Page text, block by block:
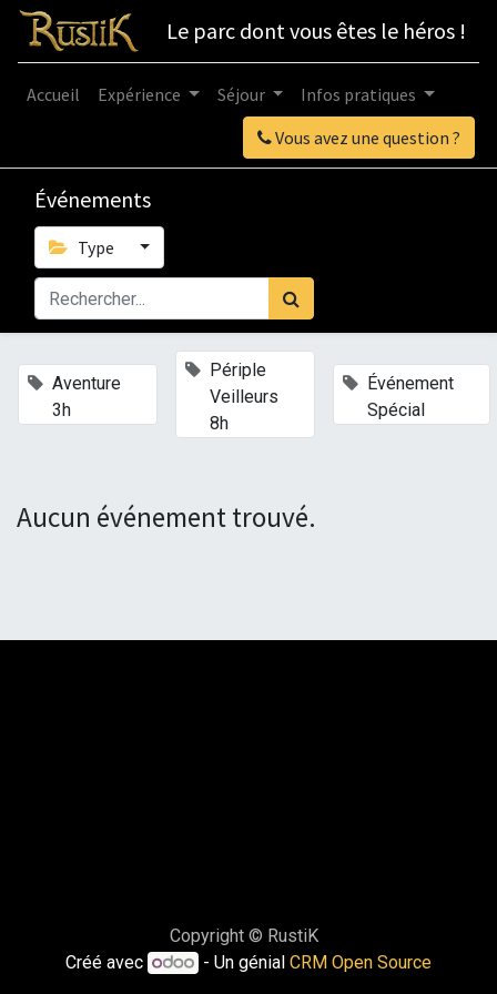
Le parc dont vous êtes le héros !
Vous avez une question ?
Accueil Expérience Séjour Infos pratiques
Événements
Type
Aventure
3h
Périple
Veilleurs
8h
Événement
Spécial
Aucun événement trouvé.
Copyright © RustiK
Créé avec
- Un génialCRM Open Source